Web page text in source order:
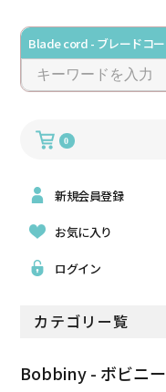
0
新規会員登録
お気に入り
ログイン
カテゴリー覧
Bobbiny - ボビニー